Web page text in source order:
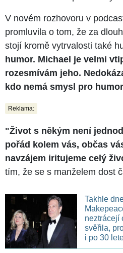
V novém rozhovoru v
promluvila o tom, že za
stojí kromě vytrvalosti také
humor. Michael je velmi
rozesmívám jeho.
kdo nemá smysl pro
Reklama:
"Život s někým není
pořád kolem vás, občas
navzájem iritujeme celý
tím, že se s manželem dost
Takhle
neztrácejí
svěřila,
i po 30